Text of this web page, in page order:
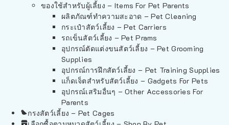
ของใช้สำหรับผู้เลี้ยง – Items For Pet Parents
ผลิตภัณฑ์ทำความสะอาด – Pet Cleaning
กระเป๋าสัตว์เลี้ยง – Pet Carriers
รถเข็นสัตว์เลี้ยง – Pet Prams
อุปกรณ์ตัดแต่งขนสัตว์เลี้ยง – Pet Grooming
Supplies
อุปกรณ์การฝึกสัตว์เลี้ยง – Pet Training Supplies
แก็ดเจ็ตสำหรับสัตว์เลี้ยง – Gadgets For Pets
อุปกรณ์เสริมอื่นๆ – Other Accessories For
Parents
กรงสัตว์เลี้ยง – Pet Cages